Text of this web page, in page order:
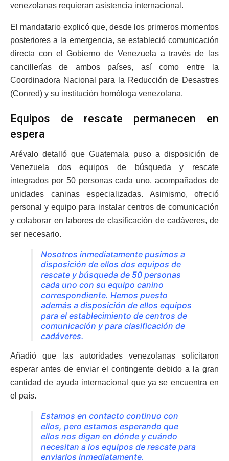
venezolanas requieran asistencia internacional.
El mandatario explicó que, desde los primeros momentos
posteriores a la emergencia, se estableció comunicación
directa con el Gobierno de Venezuela a través de las
cancillerías de ambos países, así como entre la
Coordinadora Nacional para la Reducción de Desastres
(Conred) y su institución homóloga venezolana.
Equipos de rescate permanecen en
espera
Arévalo detalló que Guatemala puso a disposición de
Venezuela dos equipos de búsqueda y rescate
integrados por 50 personas cada uno, acompañados de
unidades caninas especializadas. Asimismo, ofreció
personal y equipo para instalar centros de comunicación
y colaborar en labores de clasificación de cadáveres, de
ser necesario.
Nosotros inmediatamente pusimos a
disposición de ellos dos equipos de
rescate y búsqueda de 50 personas
cada uno con su equipo canino
correspondiente. Hemos puesto
además a disposición de ellos equipos
para el establecimiento de centros de
comunicación y para clasificación de
cadáveres.
Añadió que las autoridades venezolanas solicitaron
esperar antes de enviar el contingente debido a la gran
cantidad de ayuda internacional que ya se encuentra en
el país.
Estamos en contacto continuo con
ellos, pero estamos esperando que
ellos nos digan en dónde y cuándo
necesitan a los equipos de rescate para
enviarlos inmediatamente.